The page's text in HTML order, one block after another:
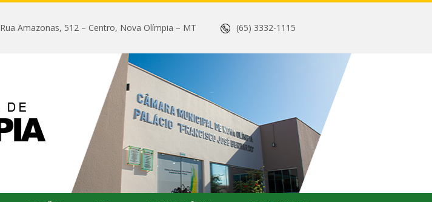
Rua Amazonas, 512 – Centro, Nova Olímpia – MT (65) 3332-1115